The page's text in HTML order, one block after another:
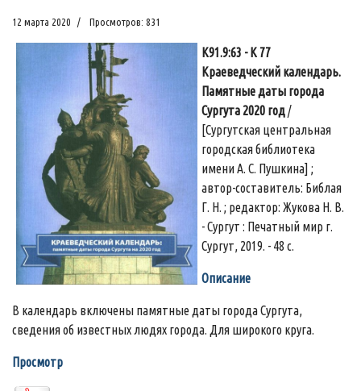
12 марта 2020 Просмотров: 831
К91.9:63 - К 77
Краеведческий календарь.
Памятные даты города
Сургута 2020 год/
[Сургутская центральная
городская библиотека
имени А. С. Пушкина] ;
автор-составитель: Библая
Г. Н. ; редактор: Жукова Н. В.
- Сургут : Печатный мир г.
Сургут, 2019. - 48 с.
Описание
В календарь включены памятные даты города Сургута,
сведения об известных людях города. Для широкого круга.
Просмотр